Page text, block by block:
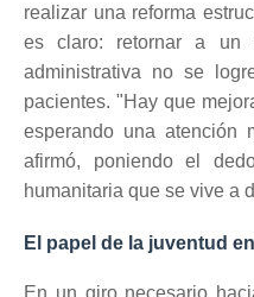
realizar una reforma
es claro: retornar a un
administrativa no se
pacientes. "Hay que
esperando una atención
afirmó, poniendo el
humanitaria que se vive a
El papel de la juventud
En un giro necesario